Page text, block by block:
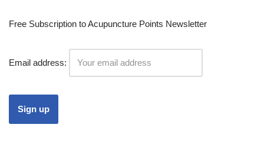
Free Subscription to Acupuncture Points Newsletter
Email address: